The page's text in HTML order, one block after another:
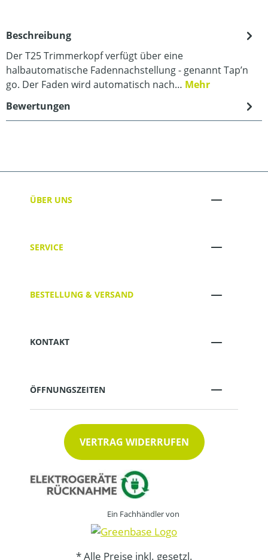
Beschreibung
Der T25 Trimmerkopf verfügt über eine
halbautomatische Fadennachstellung - genannt Tap’n
go. Der Faden wird automatisch nach… Mehr
Bewertungen
ÜBER UNS
SERVICE
BESTELLUNG & VERSAND
KONTAKT
ÖFFNUNGSZEITEN
VERTRAG WIDERRUFEN
Ein Fachhändler von
* Alle Preise inkl. gesetzl.